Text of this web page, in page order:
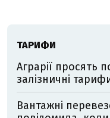
ТАРИФИ
Аграрії просять
залізничні
Вантажні